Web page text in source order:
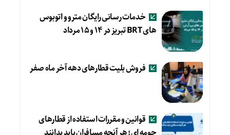
خدمات رسانی رایگان مترو و اتوبوس
های BRT تبریز در ۱۴ و ۱۵ مرداد
فروش بلیت قطارهای دهه آخر ماه صفر
قوانین و مقررات استفاده از قطارهای